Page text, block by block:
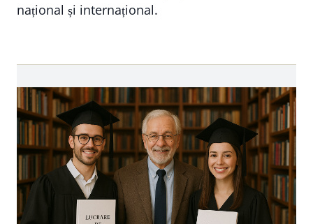
național și internațional.